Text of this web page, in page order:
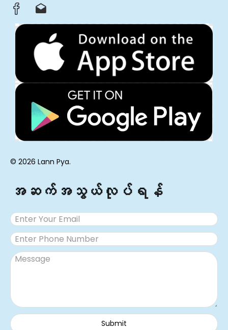
© 2026 Lann Pya.
အဆက်အသွယ်လုပ်ရန်